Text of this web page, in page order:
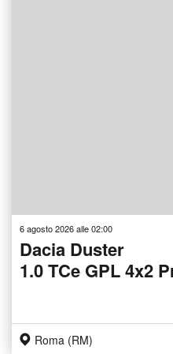
6 agosto 2026 alle 02:00
Dacia Duster
1.0 TCe GPL 4x2
Roma (RM)